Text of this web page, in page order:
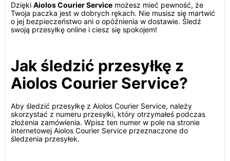
Dzięki Aiolos Courier Service możesz mieć pewność, że
Twoja paczka jest w dobrych rękach. Nie musisz się martwić
o jej bezpieczeństwo ani o opóźnienia w dostawie. Śledź
swoją przesyłkę online i ciesz się spokojem!
Jak śledzić przesyłkę z
Aiolos Courier Service?
Aby śledzić przesyłkę z Aiolos Courier Service, należy
skorzystać z numeru przesyłki, który otrzymałeś podczas
złożenia zamówienia. Wpisz ten numer w pole na stronie
internetowej Aiolos Courier Service przeznaczone do
śledzenia przesyłek.